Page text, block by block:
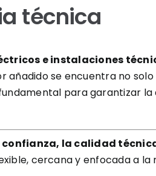
técnica
e instalaciones
añadido se encuentra no
para garantizar la
confianza, la calidad
cercana y enfocada a la